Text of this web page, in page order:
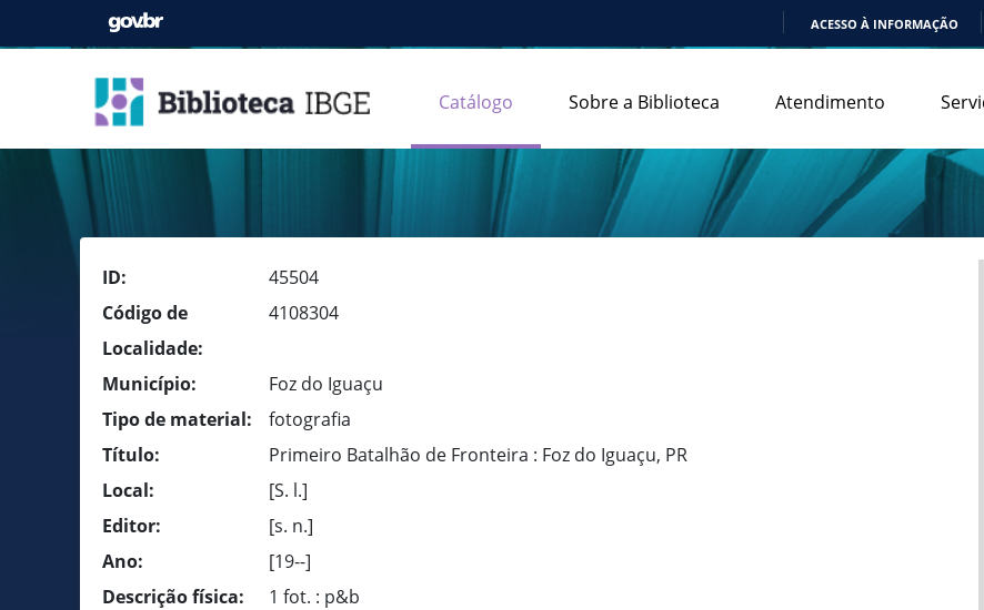
ACESSO À INFORMAÇÃO
Catálogo Sobre a Biblioteca Atendimento
ID:
45504
Código de
Localidade:
4108304
Município:
Foz do Iguaçu
Tipo de material:
fotografia
Título:
Primeiro Batalhão de Fronteira : Foz do Iguaçu, PR
Local:
[S. l.]
Editor:
[s. n.]
Ano:
[19--]
Descrição física:
1 fot. : p&b